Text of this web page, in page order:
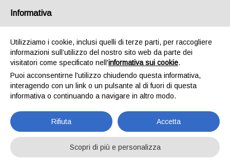
A.G.FLAVIA S.R.L.
RISTORANTE
CESARE
Informativa
Utilizziamo i cookie, inclusi quelli di terze parti, per raccogliere
informazioni sull’utilizzo del nostro sito web da parte dei
visitatori come specificato nell'informativa sui cookie.
Puoi acconsentirne l'utilizzo chiudendo questa informativa,
interagendo con un link o un pulsante al di fuori di questa
informativa o continuando a navigare in altro modo.
Rifiuta Accetta
Scopri di più e personalizza